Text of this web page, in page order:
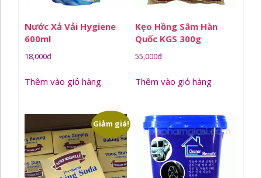
Nước Xả Vải Hygiene
600ml
18,000₫
Thêm vào giỏ hàng
Kẹo Hồng Sâm Hàn
Quốc KGS 300g
55,000₫
Thêm vào giỏ hàng
Giảm giá!